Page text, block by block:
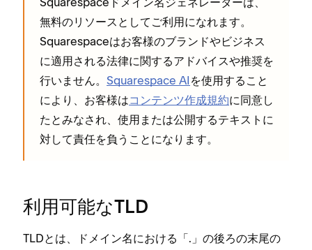
無料のリソ⁠ースとしてご利用になれます⁠。
Squarespaceはお客様のブランドやビジネス
に適用される法律に関するアドバイスや推奨を
行いません⁠。 Squarespace AI を使用すること
により⁠、お客様はコンテンツ作成規約に同意し
たとみなされ⁠、使用または公開するテキストに
対して責任を負うことになります⁠。
利用可能なTLD
TLDとは⁠、ドメイン名における「⁠⁠.⁠」の後ろの末尾の